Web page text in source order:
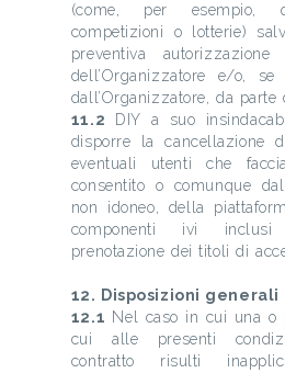
(come, per esempio,
competizioni o lotterie)
preventiva
dell’Organizzatore e/o,
dall’Organizzatore, da parte
11.2 DIY a suo
disporre la cancellazione
eventuali utenti che
consentito o comunque
non idoneo, della
componenti ivi
prenotazione dei titoli di
12. Disposizioni generali
12.1 Nel caso in cui una o
cui alle presenti
contratto risulti